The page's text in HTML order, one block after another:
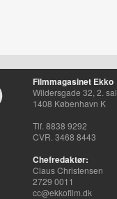
Filmmagasinet Ekko
Wildersgade 32, 2. sal
1408 København K
Tlf. 8838 9292
CVR. 3468 8443
Chefredaktør:
Claus Christensen
2729 0011
cc@ekkofilm.dk